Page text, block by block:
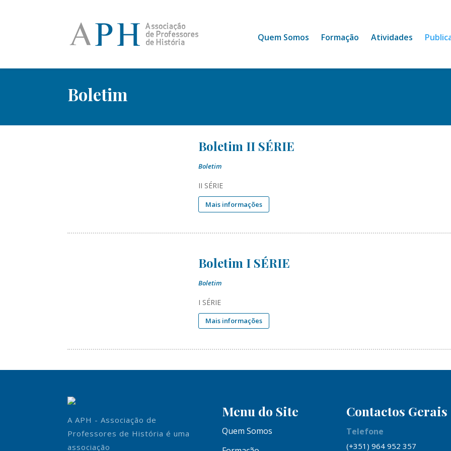
Quem Somos Formação Atividades
Boletim
Boletim II SÉRIE
Boletim
II SÉRIE
Mais informações
Boletim I SÉRIE
Boletim
I SÉRIE
Mais informações
A APH - Associação de
Professores de História é uma
associação
Menu do Site
Quem Somos
Contactos Gerais
Telefone
(+351) 964 952 357